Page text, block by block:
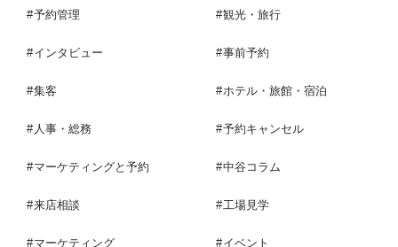
予約管理 観光・旅行
インタビュー 事前予約
集客 ホテル・旅館・宿泊
人事・総務 予約キャンセル
マーケティングと予約 中谷コラム
来店相談 工場見学
マーケティング イベント